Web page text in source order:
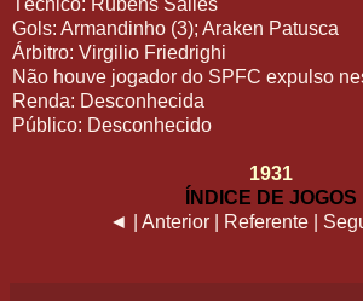
Gols: Armandinho (3); Araken Patusca
Árbitro: Virgilio Friedrighi
Não houve jogador do SPFC expulso
Renda: Desconhecida
Público: Desconhecido
1931
ÍNDICE DE JOGOS
◄ | Anterior | Referente |